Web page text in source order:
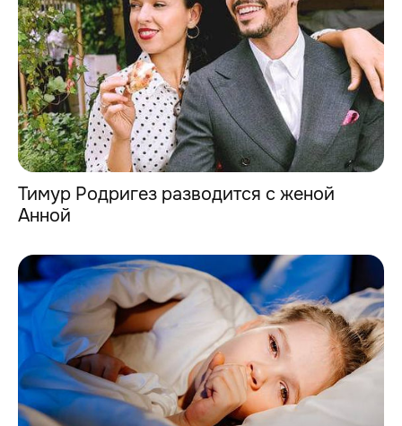
Тимур Родригез разводится с женой
Анной